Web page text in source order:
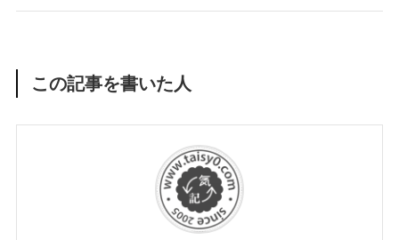
この記事を書いた人